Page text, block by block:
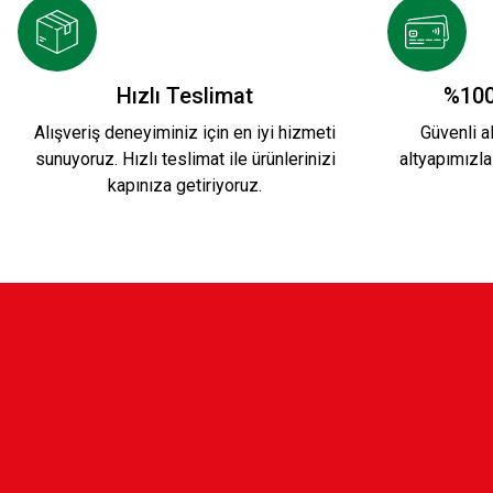
KARŞIYAKA KIRMIZI EL VE YÜZ HAVLUSU
499,90 TL
Hızlı Teslimat
Alışveriş deneyiminiz için en iyi hizmeti
sunuyoruz. Hızlı teslimat ile ürünlerinizi
kapınıza getiriyoruz.
Güvenli